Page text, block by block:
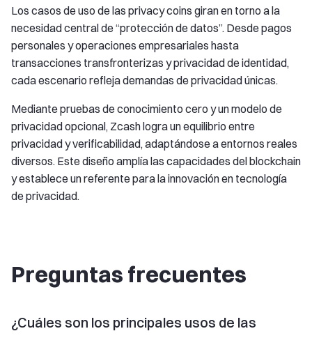
Los casos de uso de las privacy coins giran en torno a la
necesidad central de “protección de datos”. Desde pagos
personales y operaciones empresariales hasta
transacciones transfronterizas y privacidad de identidad,
cada escenario refleja demandas de privacidad únicas.
Mediante pruebas de conocimiento cero y un modelo de
privacidad opcional, Zcash logra un equilibrio entre
privacidad y verificabilidad, adaptándose a entornos reales
diversos. Este diseño amplía las capacidades del blockchain
y establece un referente para la innovación en tecnología
de privacidad.
Preguntas frecuentes
¿Cuáles son los principales usos de las